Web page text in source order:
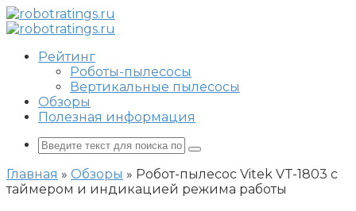
Перейти
к
Рейтинг
Роботы-пылесосы
Вертикальные пылесосы
Обзоры
Полезная информация
Поиск:
Главная » Обзоры » Робот-пылесос Vitek VT-1803 с
таймером и индикацией режима работы